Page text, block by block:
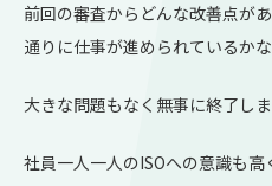
前回の審査からどんな改善点が
通りに仕事が進められているか
大きな問題もなく無事に終了しま
社員一人一人のISOへの意識も